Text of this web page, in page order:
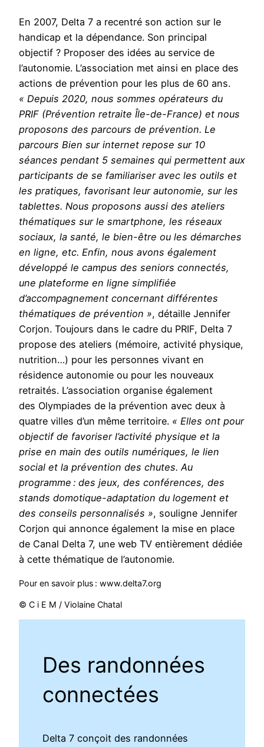
En 2007, Delta 7 a recentré son action sur le
handicap et la dépendance. Son principal
objectif ? Proposer des idées au service de
l’autonomie. L’association met ainsi en place des
actions de prévention pour les plus de 60 ans.
« Depuis 2020, nous sommes opérateurs du
PRIF (Prévention retraite Île-de-France) et nous
proposons des parcours de prévention. Le
parcours Bien sur internet repose sur 10
séances pendant 5 semaines qui permettent aux
participants de se familiariser avec les outils et
les pratiques, favorisant leur autonomie, sur les
tablettes. Nous proposons aussi des ateliers
thématiques sur le smartphone, les réseaux
sociaux, la santé, le bien-être ou les démarches
en ligne, etc. Enfin, nous avons également
développé le campus des seniors connectés,
une plateforme en ligne simplifiée
d’accompagnement concernant différentes
thématiques de prévention », détaille Jennifer
Corjon. Toujours dans le cadre du PRIF, Delta 7
propose des ateliers (mémoire, activité physique,
nutrition…) pour les personnes vivant en
résidence autonomie ou pour les nouveaux
retraités. L’association organise également
des Olympiades de la prévention avec deux à
quatre villes d’un même territoire. « Elles ont pour
objectif de favoriser l’activité physique et la
prise en main des outils numériques, le lien
social et la prévention des chutes. Au
programme : des jeux, des conférences, des
stands domotique-adaptation du logement et
des conseils personnalisés », souligne Jennifer
Corjon qui annonce également la mise en place
de Canal Delta 7, une web TV entièrement dédiée
à cette thématique de l’autonomie.
Pour en savoir plus : www.delta7.org
© C i E M / Violaine Chatal
Des randonnées
connectées
Delta 7 conçoit des randonnées